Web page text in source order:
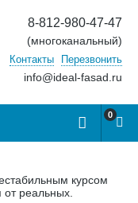
8-812-980-47-47
(многоканальный)
Контакты Перезвонить
info@ideal-fasad.ru
0
курсом
от реальных.